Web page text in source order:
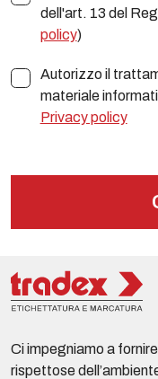
dell'art. 13 del
policy)
Autorizzo il
materiale
Privacy policy
Ci impegniamo a
rispettose